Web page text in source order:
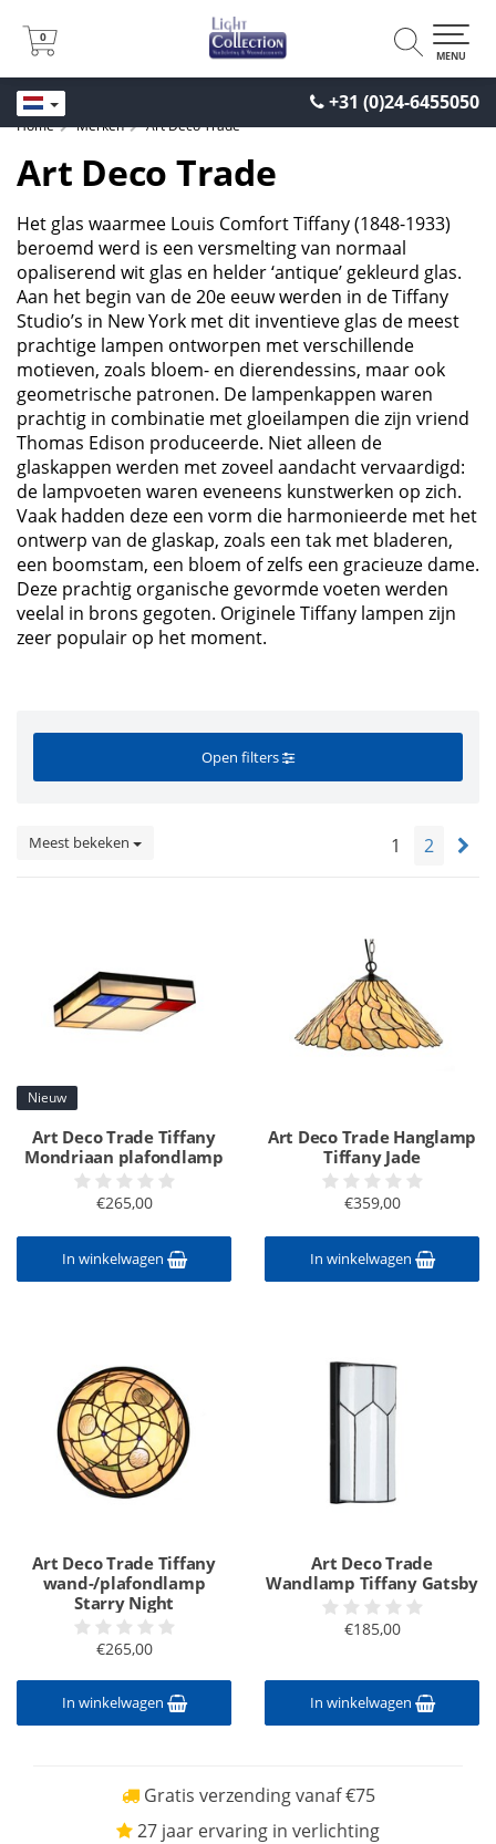
+31 (0)24-6455050
0
0
MENU
Home Merken Art Deco Trade
Art Deco Trade
Het glas waarmee Louis Comfort Tiffany (1848-1933)
beroemd werd is een versmelting van normaal
opaliserend wit glas en helder ‘antique’ gekleurd glas.
Aan het begin van de 20e eeuw werden in de Tiffany
Studio’s in New York met dit inventieve glas de meest
prachtige lampen ontworpen met verschillende
motieven, zoals bloem- en dierendessins, maar ook
geometrische patronen. De lampenkappen waren
prachtig in combinatie met gloeilampen die zijn vriend
Thomas Edison produceerde. Niet alleen de
glaskappen werden met zoveel aandacht vervaardigd:
de lampvoeten waren eveneens kunstwerken op zich.
Vaak hadden deze een vorm die harmonieerde met het
ontwerp van de glaskap, zoals een tak met bladeren,
een boomstam, een bloem of zelfs een gracieuze dame.
Deze prachtig organische gevormde voeten werden
veelal in brons gegoten. Originele Tiffany lampen zijn
zeer populair op het moment.
Open filters
Meest bekeken 1 2
Nieuw
Art Deco Trade Tiffany
Mondriaan plafondlamp
€265,00
In winkelwagen
Art Deco Trade Hanglamp
Tiffany Jade
€359,00
In winkelwagen
Art Deco Trade Tiffany
wand-/plafondlamp
Starry Night
€265,00
In winkelwagen
Art Deco Trade
Wandlamp Tiffany Gatsby
€185,00
In winkelwagen
Gratis verzending vanaf €75
27 jaar ervaring in verlichting